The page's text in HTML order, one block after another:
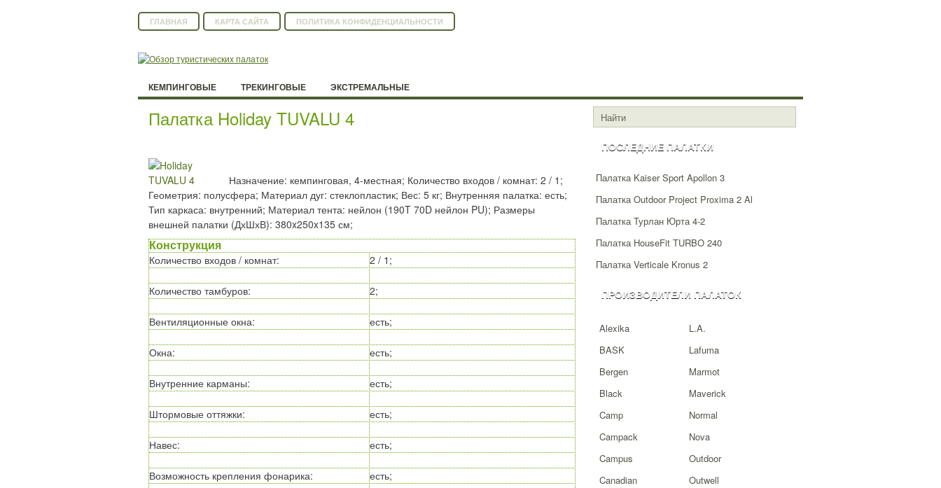
ГЛАВНАЯ КАРТА САЙТА ПОЛИТИКА КОНФИДЕНЦИАЛЬНОСТИ
КЕМПИНГОВЫЕ ТРЕКИНГОВЫЕ ЭКСТРЕМАЛЬНЫЕ
Палатка Holiday TUVALU 4
Назначение: кемпинговая, 4-местная; Количество входов / комнат: 2 / 1;
Геометрия: полусфера; Материал дуг: стеклопластик; Вес: 5 кг; Внутренняя палатка: есть;
Тип каркаса: внутренний; Материал тента: нейлон (190T 70D нейлон PU); Размеры
внешней палатки (ДхШхВ): 380x250x135 см;
Конструкция
Количество входов / комнат: 2 / 1;
Количество тамбуров: 2;
Вентиляционные окна: есть;
Окна: есть;
Внутренние карманы: есть;
Штормовые оттяжки: есть;
Навес: есть;
Возможность крепления фонарика: есть;
ПОСЛЕДНИЕ ПАЛАТКИ
Палатка Kaiser Sport Apollon 3
Палатка Outdoor Project Proxima 2 Al
Палатка Турлан Юрта 4-2
Палатка HouseFit TURBO 240
Палатка Verticale Kronus 2
ПРОИЗВОДИТЕЛИ ПАЛАТОК
Alexika
BASK
Bergen
Black
Camp
Campack
Campus
Canadian
L.A.
Lafuma
Marmot
Maverick
Normal
Nova
Outdoor
Outwell